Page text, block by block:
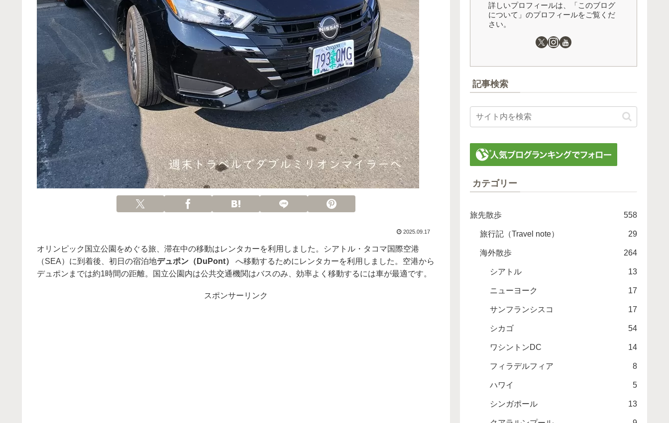
2025.09.17
オリンピック国立公園をめぐる旅、滞在中の移動はレンタカーを利用しました。シアトル・タコマ国際空港
（SEA）に到着後、初日の宿泊地デュポン（DuPont）
へ移動するためにレンタカーを利用しました。空港から
デュポンまでは約1時間の距離。国立公園内は公共交通機関はバスのみ、効率よく移動するには車が最適です。
スポンサーリンク
詳しいプロフィールは、「このブログ
について」のプロフィールをご覧くだ
さい。
記事検索
カテゴリー
旅先散歩 558
旅行記（Travel note） 29
海外散歩 264
シアトル 13
ニューヨーク 17
サンフランシスコ 17
シカゴ 54
ワシントンDC 14
フィラデルフィア 8
ハワイ 5
シンガポール 13